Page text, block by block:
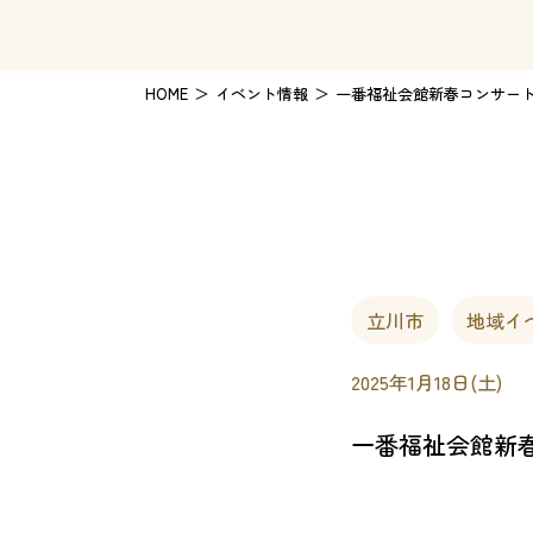
HOME イベント情報 一番福祉会館新春コンサー
立川市 地域イ
2025年1月18日(土)
一番福祉会館新